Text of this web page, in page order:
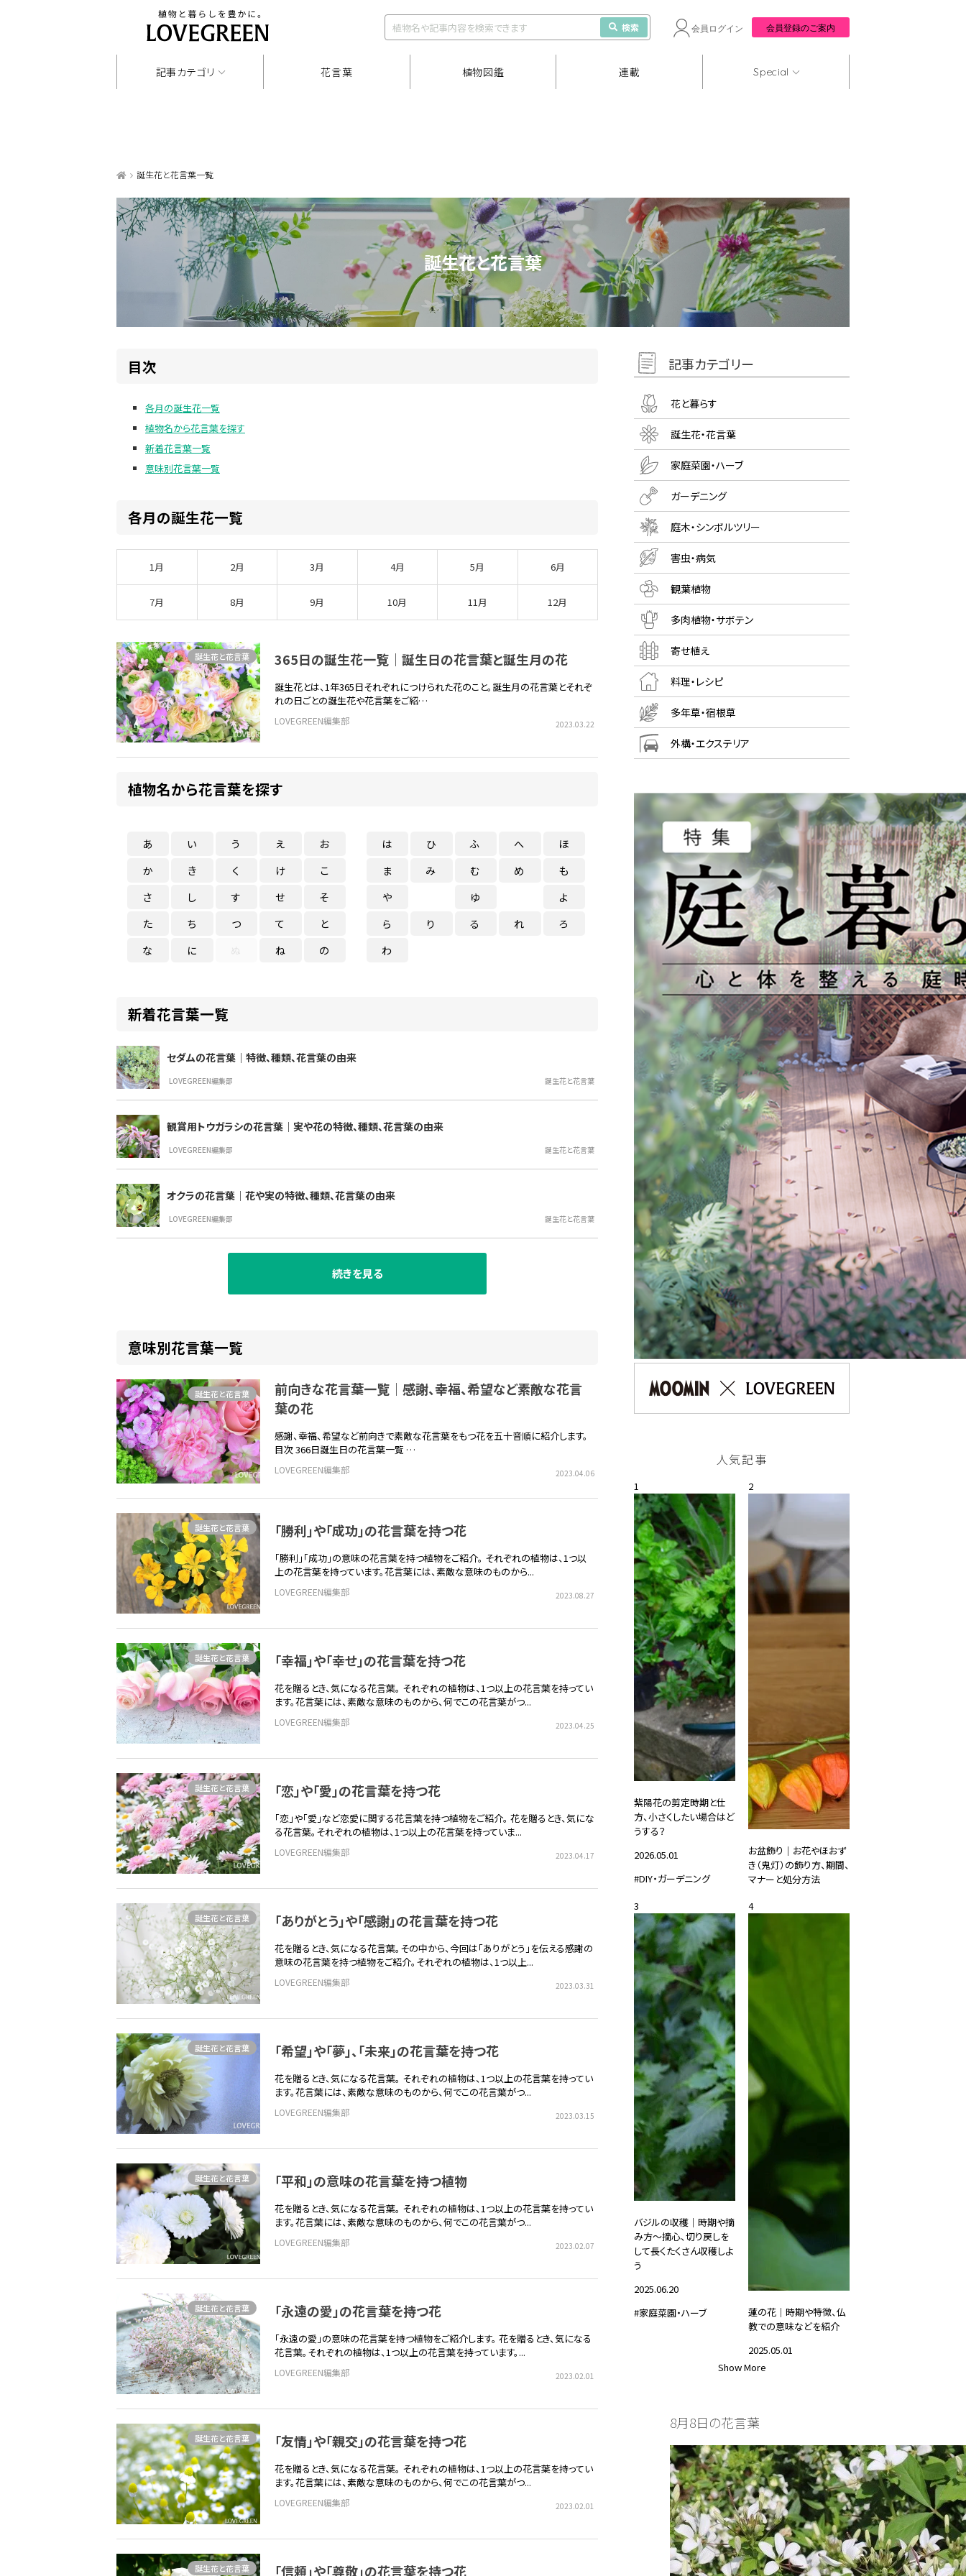
検索 会員ログイン 会員登録のご案内
記事カテゴリ 花言葉 植物図鑑 連載 Special
誕生花と花言葉一覧
誕生花と花言葉
目次
各月の誕生花一覧
植物名から花言葉を探す
新着花言葉一覧
意味別花言葉一覧
各月の誕生花一覧
1月 2月 3月 4月 5月 6月
7月 8月 9月 10月 11月 12月
365日の誕生花一覧｜誕生日の花言葉と誕生月の花
誕生花とは、1年365日それぞれにつけられた花のこと。誕生月の花言葉とそれぞ
れの日ごとの誕生花や花言葉をご紹…
LOVEGREEN編集部 2023.03.22
誕生花と花言葉
植物名から花言葉を探す
あ い う え
お
か
き く け
こ
さ
し す せ
そ
た
ち つ て
と
な
に ね の
は ひ ふ へ
ほ
ま
み む め
も
や
ゆ
よ
ら
り る れ
ろ
わ
新着花言葉一覧
セダムの花言葉｜特徴、種類、花言葉の由来
LOVEGREEN編集部 誕生花と花言葉
観賞用トウガラシの花言葉｜実や花の特徴、種類、花言葉の由来
LOVEGREEN編集部 誕生花と花言葉
オクラの花言葉｜花や実の特徴、種類、花言葉の由来
LOVEGREEN編集部 誕生花と花言葉
続きを見る
意味別花言葉一覧
前向きな花言葉一覧｜感謝、幸福、希望など素敵な花言
葉の花
感謝、幸福、希望など前向きで素敵な花言葉をもつ花を五十音順に紹介します。
目次 366日誕生日の花言葉一覧 …
LOVEGREEN編集部 2023.04.06
誕生花と花言葉
「勝利」や「成功」の花言葉を持つ花
「勝利」「成功」の意味の花言葉を持つ植物をご紹介。 それぞれの植物は、1つ以
上の花言葉を持っています。花言葉には、素敵な意味のものから...
LOVEGREEN編集部 2023.08.27
誕生花と花言葉
「幸福」や「幸せ」の花言葉を持つ花
花を贈るとき、気になる花言葉。 それぞれの植物は、1つ以上の花言葉を持ってい
ます。花言葉には、素敵な意味のものから、何でこの花言葉がつ...
LOVEGREEN編集部 2023.04.25
誕生花と花言葉
「恋」や「愛」の花言葉を持つ花
「恋」や「愛」など恋愛に関する花言葉を持つ植物をご紹介。 花を贈るとき、気にな
る花言葉。それぞれの植物は、1つ以上の花言葉を持っていま...
LOVEGREEN編集部 2023.04.17
誕生花と花言葉
「ありがとう」や「感謝」の花言葉を持つ花
花を贈るとき、気になる花言葉。その中から、今回は「ありがとう」を伝える感謝の
意味の花言葉を持つ植物をご紹介。それぞれの植物は、1つ以上...
LOVEGREEN編集部 2023.03.31
誕生花と花言葉
「希望」や「夢」、「未来」の花言葉を持つ花
花を贈るとき、気になる花言葉。 それぞれの植物は、1つ以上の花言葉を持ってい
ます。花言葉には、素敵な意味のものから、何でこの花言葉がつ...
LOVEGREEN編集部 2023.03.15
誕生花と花言葉
「平和」の意味の花言葉を持つ植物
花を贈るとき、気になる花言葉。 それぞれの植物は、1つ以上の花言葉を持ってい
ます。花言葉には、素敵な意味のものから、何でこの花言葉がつ...
LOVEGREEN編集部 2023.02.07
誕生花と花言葉
「永遠の愛」の花言葉を持つ花
「永遠の愛」の意味の花言葉を持つ植物をご紹介します。 花を贈るとき、気になる
花言葉。それぞれの植物は、1つ以上の花言葉を持っています。...
LOVEGREEN編集部 2023.02.01
誕生花と花言葉
「友情」や「親交」の花言葉を持つ花
花を贈るとき、気になる花言葉。 それぞれの植物は、1つ以上の花言葉を持ってい
ます。花言葉には、素敵な意味のものから、何でこの花言葉がつ...
LOVEGREEN編集部 2023.02.01
誕生花と花言葉
「信頼」や「尊敬」の花言葉を持つ花
誕生花と花言葉
記事カテゴリー
花と暮らす
誕生花・花言葉
家庭菜園・ハーブ
ガーデニング
庭木・シンボルツリー
害虫・病気
観葉植物
多肉植物・サボテン
寄せ植え
料理・レシピ
多年草・宿根草
外構・エクステリア
人気記事
1
紫陽花の剪定時期と仕
方、小さくしたい場合はど
うする？
2026.05.01
#DIY・ガーデニング
2
お盆飾り｜お花やほおず
き（鬼灯）の飾り方、期間、
マナーと処分方法
2019.07.01
3
バジルの収穫｜時期や摘
み方～摘心、切り戻しを
して長くたくさん収穫しよ
う
2025.06.20
#家庭菜園・ハーブ
4
蓮の花｜時期や特徴、仏
教での意味などを紹介
2025.05.01
#花と暮らす
Show More
8月8日の花言葉